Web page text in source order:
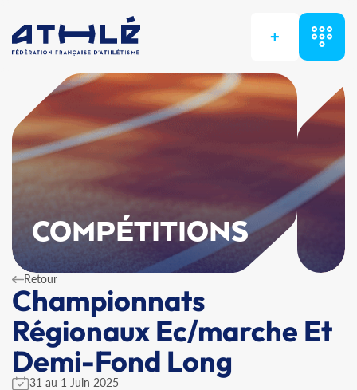
+
COMPÉTITIONS
Retour
Championnats
Régionaux Ec/marche Et
Demi-Fond Long
31 au 1 Juin 2025